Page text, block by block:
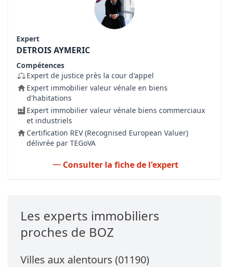
Expert
DETROIS AYMERIC
Compétences
Expert de justice près la cour d'appel
Expert immobilier valeur vénale en biens
d'habitations
Expert immobilier valeur vénale biens commerciaux
et industriels
Certification REV (Recognised European Valuer)
délivrée par TEGoVA
Consulter la fiche de l'expert
Les experts immobiliers
proches de BOZ
Villes aux alentours (01190)